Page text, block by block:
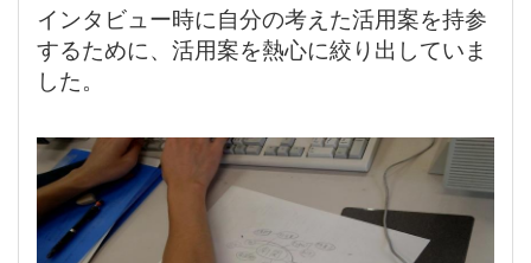
インタビュー時に自分の考えた活用案を持参
するために、活用案を熱心に絞り出していま
した。